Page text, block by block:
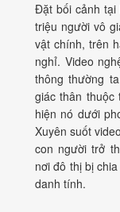
Đặt bối cảnh tại
triệu người vô
vật chính, trên
nghỉ. Video
thông thường
giác thân thuộc
hiện nó dưới
Xuyên suốt
con người trở
nơi đô thị bị
danh tính.